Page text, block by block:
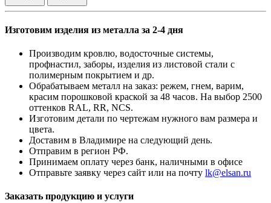
Изготовим изделия из металла за 2-4 дня
Производим кровлю, водосточные системы,
профнастил, заборы, изделия из листовой стали с
полимерным покрытием и др.
Обрабатываем металл на заказ: режем, гнем, варим,
красим порошковой краской за 48 часов. На выбор 2500
оттенков RAL, RR, NCS.
Изготовим детали по чертежам нужного вам размера и
цвета.
Доставим в Владимире на следующий день.
Отправим в регион РФ.
Принимаем оплату через банк, наличными в офисе
Отправьте заявку через сайт или на почту lk@elsan.ru
Заказать продукцию и услуги